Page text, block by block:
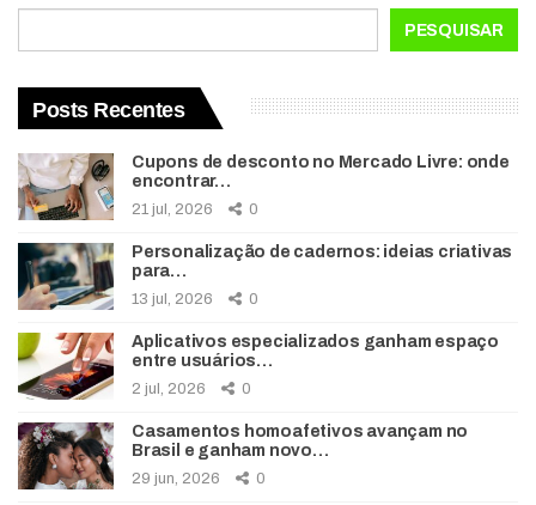
PESQUISAR
Posts Recentes
Cupons de desconto no Mercado Livre: onde
encontrar…
21 jul, 2026 0
Personalização de cadernos: ideias criativas
para…
13 jul, 2026 0
Aplicativos especializados ganham espaço
entre usuários…
2 jul, 2026 0
Casamentos homoafetivos avançam no
Brasil e ganham novo…
29 jun, 2026 0